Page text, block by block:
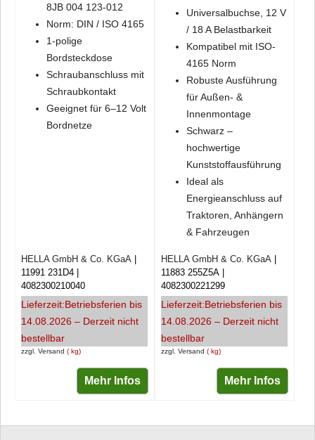
8JB 004 123-012
Norm: DIN / ISO 4165
1-polige
Bordsteckdose
Schraubanschluss mit
Schraubkontakt
Geeignet für 6–12 Volt
Bordnetze
zzgl. Versand kg
HELLA GmbH & Co. KGaA
11991 231D4
4082300210040
Lieferzeit:Betriebsferien bis
14.08.2026 – Derzeit nicht
bestellbar
Mehr Infos
Universalbuchse, 12 V
/ 18 A Belastbarkeit
Kompatibel mit ISO-
4165 Norm
Robuste Ausführung
für Außen- &
Innenmontage
Schwarz –
hochwertige
Kunststoffausführung
Ideal als
Energieanschluss auf
Traktoren, Anhängern
& Fahrzeugen
zzgl. Versand kg
HELLA GmbH & Co. KGaA
11883 255Z5A
4082300221299
Lieferzeit:Betriebsferien bis
14.08.2026 – Derzeit nicht
bestellbar
Mehr Infos